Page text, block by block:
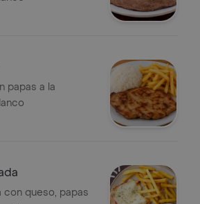
papas a la
queso, papas